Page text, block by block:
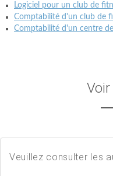
Logiciel pour un club de
Comptabilité d'un club de
Comptabilité d'un centre
Veuillez consulter les